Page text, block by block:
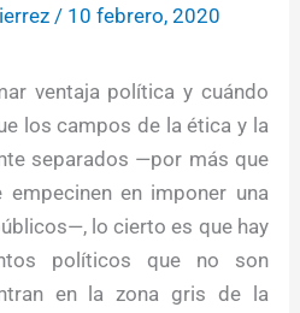
/ 10 febrero, 2020
ventaja política y cuándo
los campos de la ética y la
separados —por más que
en imponer una
lo cierto es que hay
políticos que no son
en la zona gris de la